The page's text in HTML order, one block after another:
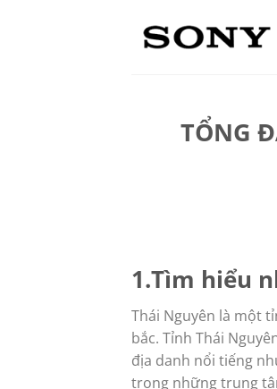
TỔNG
1.Tìm hiểu
Thái Nguyên là một
bắc. Tỉnh Thái
địa danh nổi tiếng
trong những trung